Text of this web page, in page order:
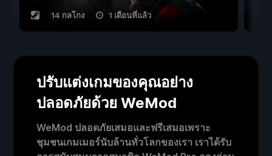
14 กลโกง 1 เดือนที่แล้ว
ปรับแต่งเกมของคุณอย่าง
ปลอดภัยด้วย WeMod
WeMod ปลอดภัยเสมอและฟรีเสมอเพราะ
ชุมชนเกมเมอร์นับล้านทั่วโลกของเรา เราได้รับ